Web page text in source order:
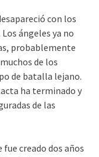
con los
ángeles ya no
probablemente
de los
de batalla lejano.
ha terminado y
de las
fue creado dos años